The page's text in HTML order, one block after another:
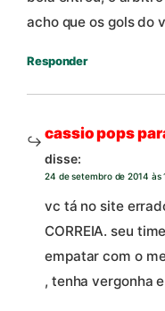
acho que os gols do
Responder
cassio pops
disse:
24 de setembro de 2014 às
vc tá no site
CORREIA. seu
empatar com o
, tenha vergonha